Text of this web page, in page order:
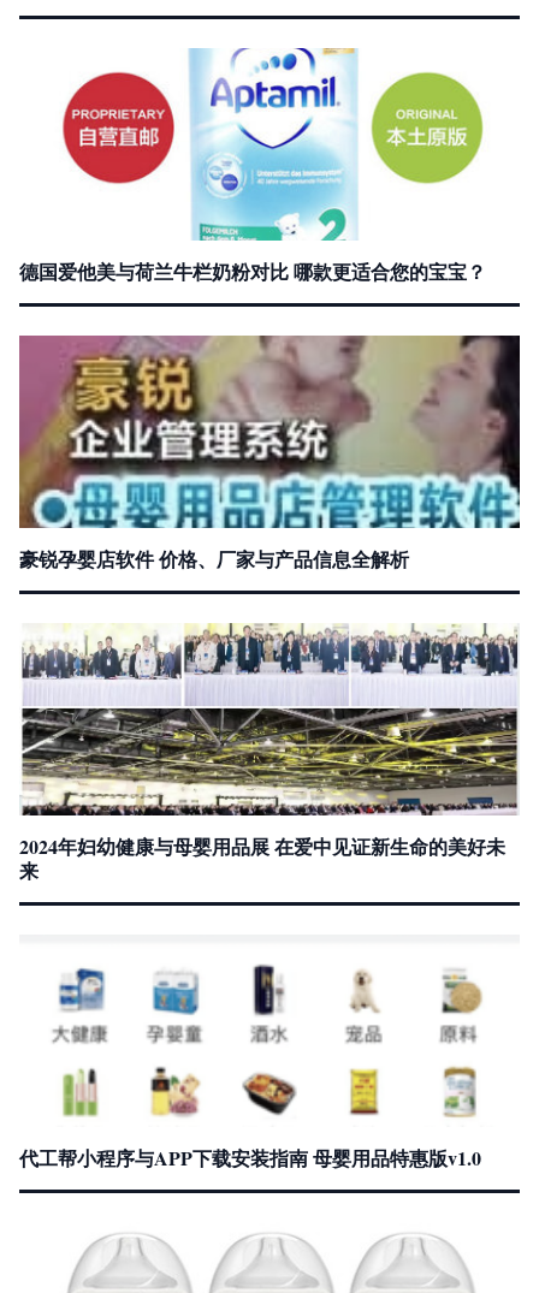
德国爱他美与荷兰牛栏奶粉对比 哪款更适合您的宝宝？
豪锐孕婴店软件 价格、厂家与产品信息全解析
2024年妇幼健康与母婴用品展 在爱中见证新生命的美好未
来
代工帮小程序与APP下载安装指南 母婴用品特惠版v1.0